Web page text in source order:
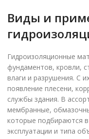
Виды и
Гидроизоляционные
фундаментов, кровли,
влаги и разрушения. С
появление плесени,
службы здания. В
мембранные,
которые подбираются
эксплуатации и типа